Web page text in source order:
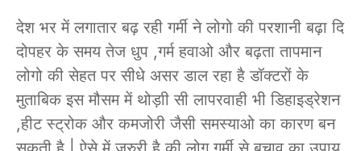
देश भर में लगातार बढ़ रही गर्मी ने लोगो की परशानी बढ़ा दि
दोपहर के समय तेज धुप ,गर्म हवाओ और बढ़ता तापमान
लोगो की सेहत पर सीधे असर डाल रहा है डॉक्टरों के
मुताबिक इस मौसम में थोड़ाी सी लापरवाही भी डिहाइड्रेशन
,हीट स्ट्रोक और कमजोरी जैसी समस्याओ का कारण बन